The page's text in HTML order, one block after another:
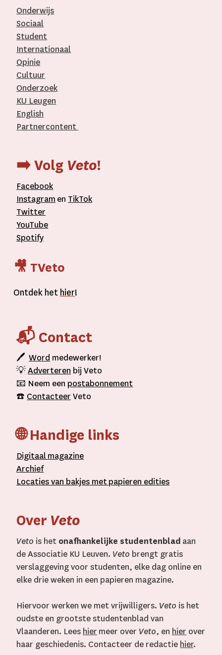
Onderwijs
Sociaal
Student
Internationaal­
Opinie
Cultuur
Onderzoek
KU Leugen
English
Partnercontent
➡️ Volg Veto!
Facebook
Instagram en TikTok
Twitter
YouTube
Spotify
🎥 TVeto
Ontdek het hier!
📬 Contact
🖊Word medewerker!
💡Adverteren bij Veto
📧 Neem een postabonnement
☎️ Contacteer Veto
🌐 Handige links
Digitaal magazine
Archief
Locaties van bakjes metpapieren edities
Over Veto
Veto is het onafhankelijke studentenblad aan
de Associatie KU Leuven. Veto brengt gratis
verslaggeving voor studenten, elke dag online en
elke drie weken in een papieren magazine.
Hiervoor werken we met vrijwilligers. Veto is het
oudste en grootste studentenblad van
Vlaanderen. Lees hier meer over Veto, en hier over
haar geschiedenis. Contacteer de redactie hier.